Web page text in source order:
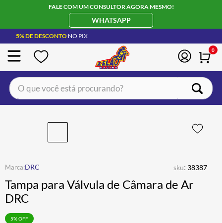
FALE COM UM CONSULTOR AGORA MESMO!
WHATSAPP
5% DE DESCONTO NO PIX
0
O que você está procurando?
DRC sku: 38387
Tampa para Válvula de Câmara de Ar
DRC
5% OFF
CAPACETE LS2
BOTA
5º
6º